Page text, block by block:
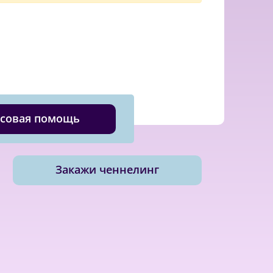
помощь
Закажи ченнелинг